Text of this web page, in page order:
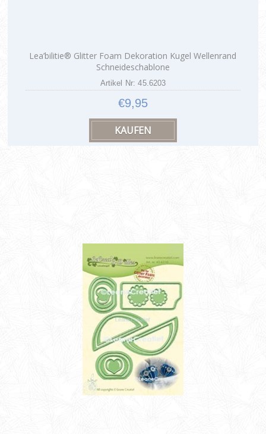
Lea’bilitie® Glitter Foam Dekoration Kugel Wellenrand
Schneideschablone
Artikel Nr: 45.6203
€9,95